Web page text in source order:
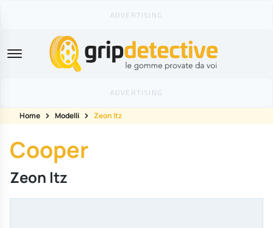
GripDetective
Home Modelli Zeon ltz
Cooper
Zeon ltz